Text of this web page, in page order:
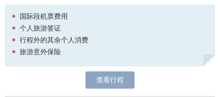
国际段机票费用
个人旅游签证
行程外的其余个人消费
旅游意外保险
查看行程